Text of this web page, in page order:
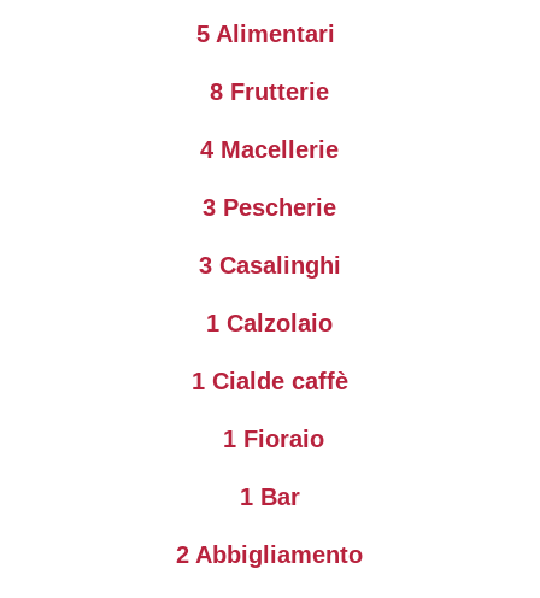
5 Alimentari
8 Frutterie
4 Macellerie
3 Pescherie
3 Casalinghi
1 Calzolaio
1 Cialde caffè
1 Fioraio
1 Bar
2 Abbigliamento